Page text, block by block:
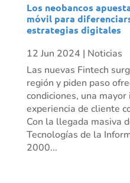
Los neobancos
móvil para
estrategias digitales
12 Jun 2024 | Noticias
Las nuevas Fintech
región y piden paso
condiciones, una
experiencia de cliente
Con la llegada masiva
Tecnologías de la
2000...